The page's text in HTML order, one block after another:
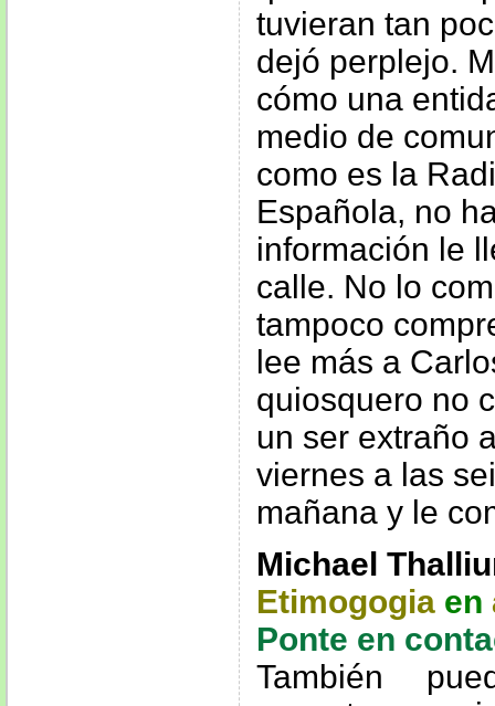
tuvieran tan
dejó perplejo.
cómo una
medio de
como es la
Española, no
información le
calle. No lo
tampoco
lee más a
quiosquero no
un ser extraño
viernes a las
mañana y le
Michael
Etimogogia en
Ponte en
También